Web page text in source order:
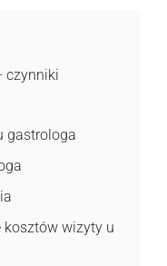
czynniki
gastrologa
kosztów wizyty u